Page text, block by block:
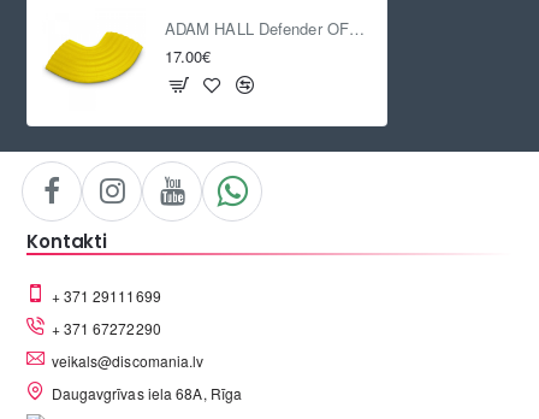
ADAM HALL Defender OFFICE C YEL
17.00€
Kontakti
+ 371 29111699
+ 371 67272290
veikals@discomania.lv
Daugavgrīvas iela 68A, Rīga